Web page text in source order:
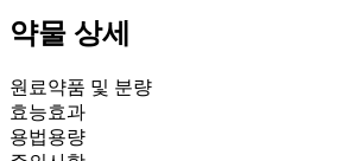
약물 상세
원료약품 및 분량
효능효과
용법용량